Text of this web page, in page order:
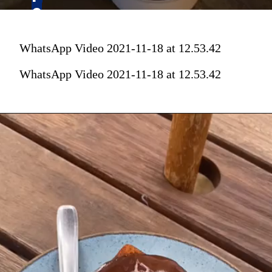
e
f
r
e
n
d
y
p
r
e
f
r
e
n
d
y
p
r
WhatsApp Video 2021-11-18 at 12.53.42
WhatsApp Video 2021-11-18 at 12.53.42